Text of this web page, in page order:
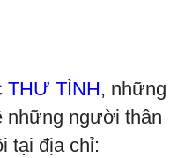
THƯ TÌNH, những
những người thân
tại địa chỉ: